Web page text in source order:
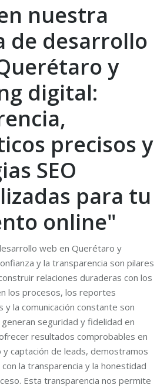
nuestra
de desarrollo
y
digital:
precisos y
SEO
para tu
online"
web en Querétaro y
y la transparencia son pilares
relaciones duraderas con los
los procesos, los reportes
y la comunicación constante son
seguridad y fidelidad en
resultados comprobables en
captación de leads, demostramos
la transparencia y la honestidad
Esta transparencia nos permite